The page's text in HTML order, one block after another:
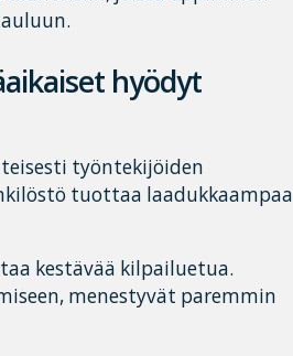
hyödyt
työntekijöiden
tuottaa laadukkaampaa
kestävää kilpailuetua.
menestyvät paremmin